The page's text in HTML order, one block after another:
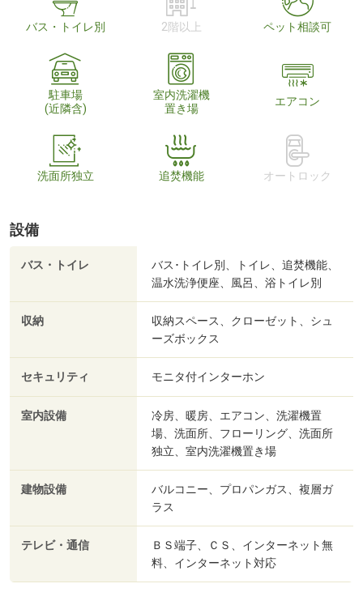
バス・トイレ別 2階以上 ペット相談可
駐車場
(近隣含)
室内洗濯機
置き場
エアコン
洗面所独立 追焚機能 オートロック
設備
バス・トイレ
バス･トイレ別、トイレ、追焚機能、
温水洗浄便座、風呂、浴トイレ別
収納
収納スペース、クローゼット、シュ
ーズボックス
セキュリティ モニタ付インターホン
室内設備
冷房、暖房、エアコン、洗濯機置
場、洗面所、フローリング、洗面所
独立、室内洗濯機置き場
建物設備
バルコニー、プロパンガス、複層ガ
ラス
テレビ・通信
ＢＳ端子、ＣＳ、インターネット無
料、インターネット対応